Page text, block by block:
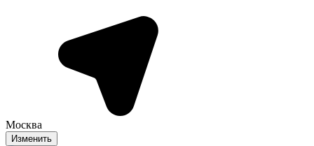
Москва
Изменить